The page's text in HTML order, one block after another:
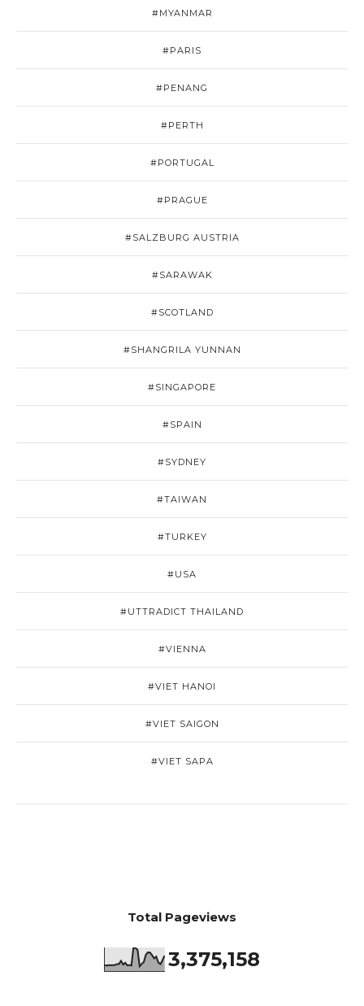
#MYANMAR
#PARIS
#PENANG
#PERTH
#PORTUGAL
#PRAGUE
#SALZBURG AUSTRIA
#SARAWAK
#SCOTLAND
#SHANGRILA YUNNAN
#SINGAPORE
#SPAIN
#SYDNEY
#TAIWAN
#TURKEY
#USA
#UTTRADICT THAILAND
#VIENNA
#VIET HANOI
#VIET SAIGON
#VIET SAPA
Total Pageviews
3,375,158